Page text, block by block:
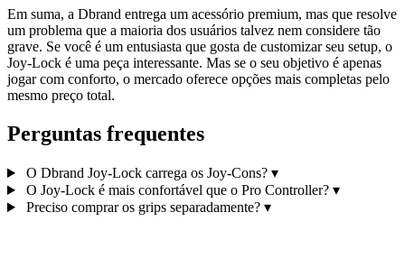
Em suma, a Dbrand entrega um acessório premium, mas que resolve
um problema que a maioria dos usuários talvez nem considere tão
grave. Se você é um entusiasta que gosta de customizar seu setup, o
Joy-Lock é uma peça interessante. Mas se o seu objetivo é apenas
jogar com conforto, o mercado oferece opções mais completas pelo
mesmo preço total.
Perguntas frequentes
O Dbrand Joy-Lock carrega os Joy-Cons? ▾
O Joy-Lock é mais confortável que o Pro Controller? ▾
Preciso comprar os grips separadamente? ▾